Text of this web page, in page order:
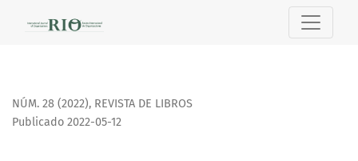
NÚM. 28 (2022), REVISTA DE LIBROS
Publicado 2022-05-12